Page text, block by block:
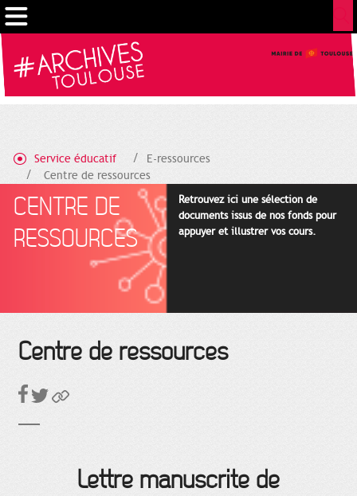
Service éducatif
E-ressources
Centre de ressources
CENTRE DE
RESSOURCES
Retrouvez ici une sélection de
documents issus de nos fonds pour
appuyer et illustrer vos cours.
Centre de ressources
Lettre manuscrite de
Gestion de vos préférences sur les cookies